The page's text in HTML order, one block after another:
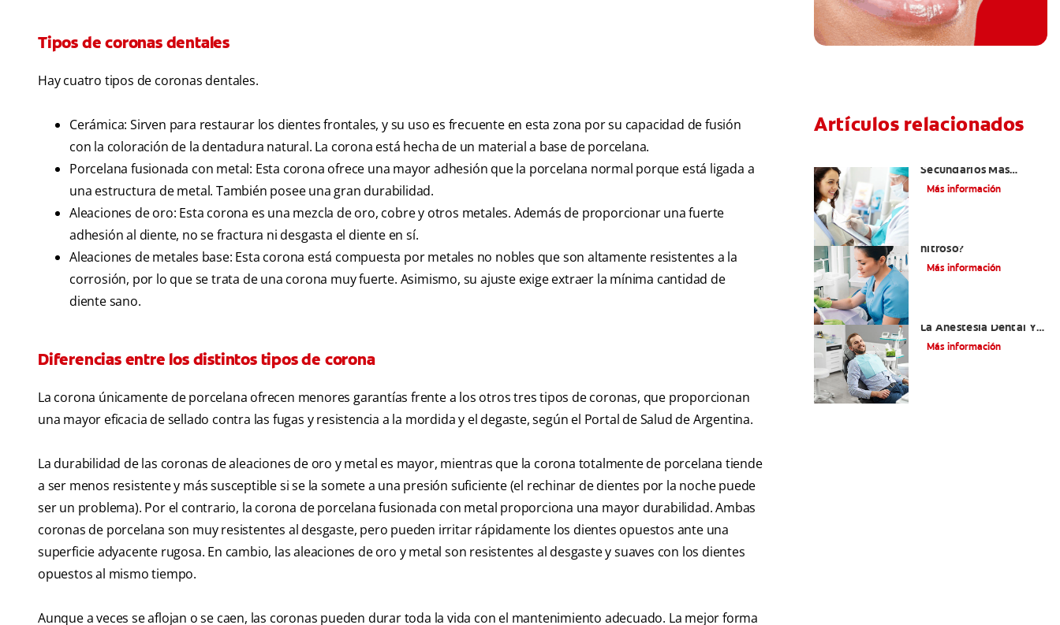
Tipos de coronas dentales
Hay cuatro tipos de coronas dentales.
Cerámica: Sirven para restaurar los dientes frontales, y su uso es frecuente en esta zona por su capacidad de fusión
con la coloración de la dentadura natural. La corona está hecha de un material a base de porcelana.
Porcelana fusionada con metal: Esta corona ofrece una mayor adhesión que la porcelana normal porque está ligada a
una estructura de metal. También posee una gran durabilidad.
Aleaciones de oro: Esta corona es una mezcla de oro, cobre y otros metales. Además de proporcionar una fuerte
adhesión al diente, no se fractura ni desgasta el diente en sí.
Aleaciones de metales base: Esta corona está compuesta por metales no nobles que son altamente resistentes a la
corrosión, por lo que se trata de una corona muy fuerte. Asimismo, su ajuste exige extraer la mínima cantidad de
diente sano.
Diferencias entre los distintos tipos de corona
La corona únicamente de porcelana ofrecen menores garantías frente a los otros tres tipos de coronas, que proporcionan
una mayor eficacia de sellado contra las fugas y resistencia a la mordida y el degaste, según el Portal de Salud de Argentina.
La durabilidad de las coronas de aleaciones de oro y metal es mayor, mientras que la corona totalmente de porcelana tiende
a ser menos resistente y más susceptible si se la somete a una presión suficiente (el rechinar de dientes por la noche puede
ser un problema). Por el contrario, la corona de porcelana fusionada con metal proporciona una mayor durabilidad. Ambas
coronas de porcelana son muy resistentes al desgaste, pero pueden irritar rápidamente los dientes opuestos ante una
superficie adyacente rugosa. En cambio, las aleaciones de oro y metal son resistentes al desgaste y suaves con los dientes
opuestos al mismo tiempo.
Aunque a veces se aflojan o se caen, las coronas pueden durar toda la vida con el mantenimiento adecuado. La mejor forma
Artículos relacionados
Secundarios Más
Comunes De La
Más información
nitroso?
Más información
La Anestesia Dental Y
Causas De Tratamiento
Más información